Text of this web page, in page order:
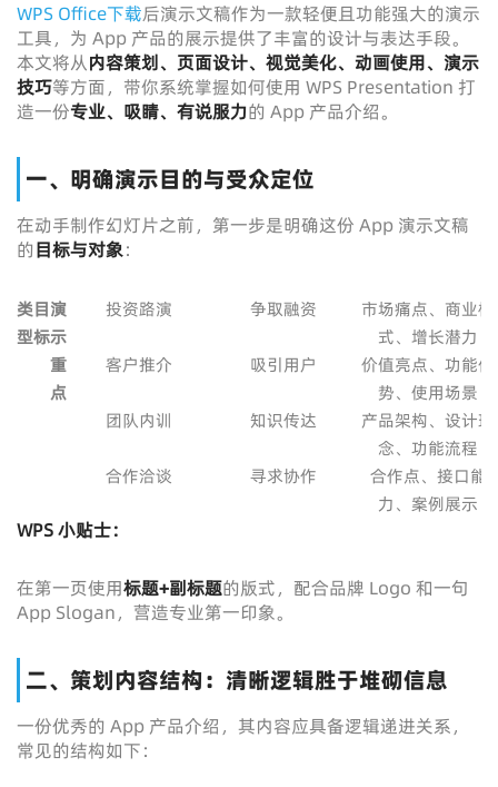
WPS Office下载后演示文稿作为一款轻便且功能强大的演示
工具，为 App 产品的展示提供了丰富的设计与表达手段。
本文将从内容策划、页面设计、视觉美化、动画使用、演示
技巧等方面，带你系统掌握如何使用 WPS Presentation 打
造一份专业、吸睛、有说服力的 App 产品介绍。
一、明确演示目的与受众定位
在动手制作幻灯片之前，第一步是明确这份 App 演示文稿
的目标与对象：
类
型
目
标
演
示
重
点
投资路演 争取融资
市场痛点、商业模
式、增长潜力
客户推介
吸引用户
价值亮点、功能优
势、使用场景
团队内训
知识传达
产品架构、设计理
念、功能流程
合作洽谈
寻求协作
合作点、接口能
力、案例展示
WPS 小贴士：
在第一页使用标题+副标题的版式，配合品牌 Logo 和一句
App Slogan，营造专业第一印象。
二、策划内容结构：清晰逻辑胜于堆砌信息
一份优秀的 App 产品介绍，其内容应具备逻辑递进关系，
常见的结构如下：